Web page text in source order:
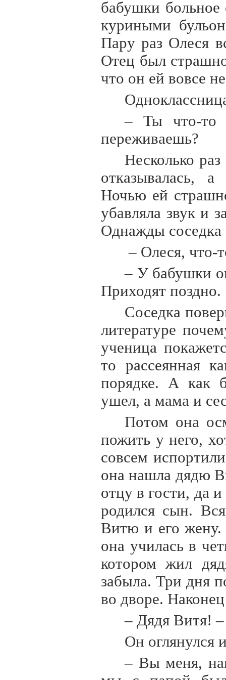
бабушки больное
куриными
Пару раз Олеся
Отец был
что он ей вовсе
– Ты что-то
переживаешь?
Несколько
отказывалась,
Ночью ей
убавляла звук и
Однажды соседка
– Олеся, что-
– У бабушки
Приходят поздно.
Соседка
литературе
ученица
то рассеянная
порядке. А как
ушел, а мама и
Потом она
пожить у него,
совсем
она нашла дядю
отцу в гости, да
родился сын.
Витю и его жену.
она училась в
котором жил
забыла. Три дня
во дворе.
– Дядя Витя! –
Он оглянулся
– Вы меня,